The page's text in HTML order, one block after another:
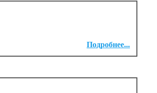
Подробнее...